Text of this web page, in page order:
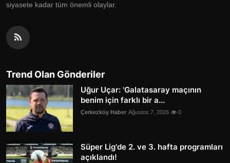
siyasete kadar tüm önemli olaylar.
Trend Olan Gönderiler
Uğur Uçar: 'Galatasaray maçının
benim için farklı bir a...
Çerkezköy Haber Ağustos 7, 2026 0
Süper Lig'de 2. ve 3. hafta programları
açıklandı!